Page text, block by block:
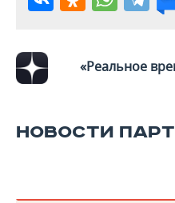
«Реальное
НОВОСТИ